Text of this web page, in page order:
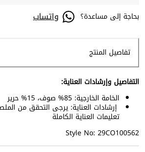
بحاجة إلى مساعدة؟ واتساب
تفاصيل المنتج
التفاصيل وإرشادات العناية:
الخامة الخارجية: 85% صوف، 15% حرير
إرشادات العناية: يرجى التحقق من
تعليمات العناية الكاملة
Style No: 29CO100562